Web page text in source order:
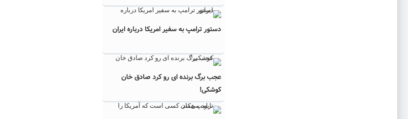
دستور ترامپ به سفیر امریکا درباره ایران
عجب برگ برنده ای رو کرد صادق خان
کوشکی!